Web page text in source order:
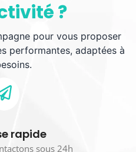
?
pour vous proposer
performantes, adaptées à
rapide
sous 24h